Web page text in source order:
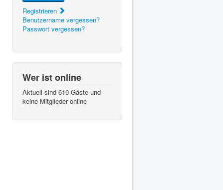
Registrieren
Benutzername vergessen?
Passwort vergessen?
Wer ist online
Aktuell sind 610 Gäste und
keine Mitglieder online